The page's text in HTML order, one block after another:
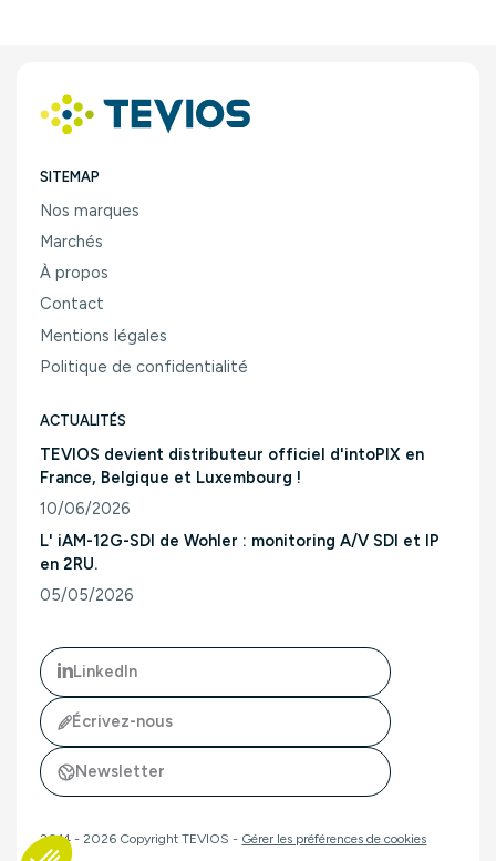
SITEMAP
Nos marques
Marchés
À propos
Contact
Mentions légales
Politique de confidentialité
ACTUALITÉS
TEVIOS devient distributeur officiel d'intoPIX en
France, Belgique et Luxembourg !
10/06/2026
Consulter l'article "TEVIOS devient distributeur officiel
L' iAM-12G-SDI de Wohler : monitoring A/V SDI et IP
en 2RU.
05/05/2026
LinkedIn
Écrivez-nous
Newsletter
2014 - 2026 Copyright TEVIOS - Gérer les préférences de cookies